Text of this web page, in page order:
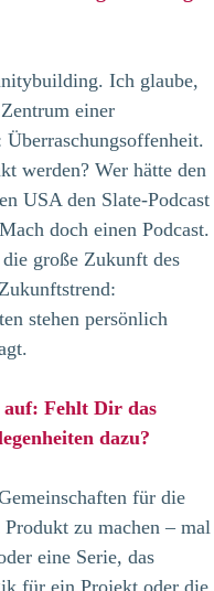
Ich glaube,
einer
werden? Wer hätte den
USA den Slate-Podcast
doch einen Podcast.
große Zukunft des
stehen persönlich
Fehlt Dir das
dazu?
für die
zu machen – mal
eine Serie, das